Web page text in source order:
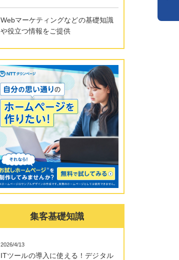
Webマーケティングなどの基礎知識
や役立つ情報をご提供
集客基礎知識
2026/4/13
ITツールの導入に使える！デジタル